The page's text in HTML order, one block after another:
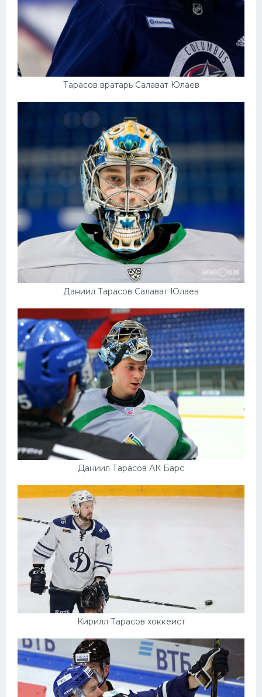
Тарасов вратарь Салават Юлаев
Даниил Тарасов Салават Юлаев
Даниил Тарасов АК Барс
Кирилл Тарасов хоккеист